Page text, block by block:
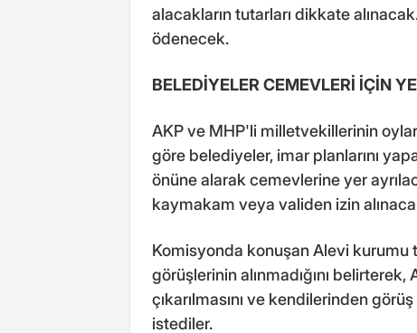
alacakların tutarları dikkate
ödenecek.
BELEDİYELER CEMEVLERİ İÇİN
AKP ve MHP'li milletvekillerinin
göre belediyeler, imar planlarını
önüne alarak cemevlerine yer
kaymakam veya validen izin
Komisyonda konuşan Alevi
görüşlerinin alınmadığını
çıkarılmasını ve kendilerinden
istediler.